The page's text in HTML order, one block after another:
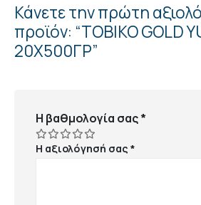
Κάνετε την πρώτη
προϊόν: “ΤΟΒΙΚΟ GOLD
20X500ΓΡ”
Η βαθμολογία σας*
Η αξιολόγησή σας*